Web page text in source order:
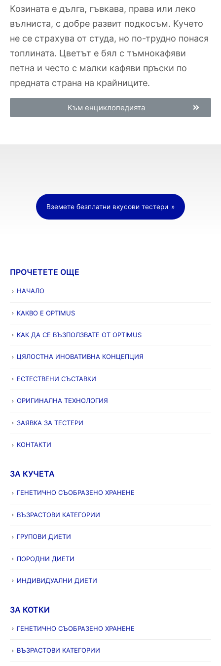
Козината е дълга, гъвкава, права или леко
вълниста, с добре развит подкосъм. Кучето
не се страхува от студа, но по-трудно понася
топлината. Цветът е бял с тъмнокафяви
петна и често с малки кафяви пръски по
предната страна на крайниците.
Към енциклопедията
Вземете безплатни вкусови тестери
ПРОЧЕТЕТЕ ОЩЕ
НАЧАЛО
КАКВО Е OPTIMUS
КАК ДА СЕ ВЪЗПОЛЗВАТЕ ОТ OPTIMUS
ЦЯЛОСТНА ИНОВАТИВНА КОНЦЕПЦИЯ
ЕСТЕСТВЕНИ СЪСТАВКИ
ОРИГИНАЛНА ТЕХНОЛОГИЯ
ЗАЯВКА ЗА ТЕСТЕРИ
КОНТАКТИ
ЗА КУЧЕТА
ГЕНЕТИЧНО СЪОБРАЗЕНО ХРАНЕНЕ
ВЪЗРАСТОВИ КАТЕГОРИИ
ГРУПОВИ ДИЕТИ
ПОРОДНИ ДИЕТИ
ИНДИВИДУАЛНИ ДИЕТИ
ЗА КОТКИ
ГЕНЕТИЧНО СЪОБРАЗЕНО ХРАНЕНЕ
ВЪЗРАСТОВИ КАТЕГОРИИ